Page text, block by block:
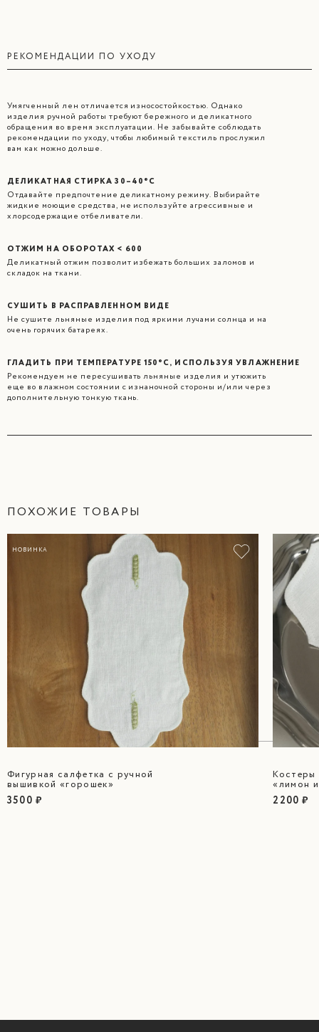
РЕКОМЕНДАЦИИ ПО УХОДУ
Умягченный лен отличается износостойкостью. Однако
изделия ручной работы требуют бережного и деликатного
обращения во время эксплуатации. Не забывайте соблюдать
рекомендации по уходу, чтобы любимый текстиль прослужил
вам как можно дольше.
ДЕЛИКАТНАЯ СТИРКА 30–40°C
Отдавайте предпочтение деликатному режиму. Выбирайте
жидкие моющие средства, не используйте агрессивные и
хлорсодержащие отбеливатели.
ОТЖИМ НА ОБОРОТАХ < 600
Деликатный отжим позволит избежать больших заломов и
складок на ткани.
СУШИТЬ В РАСПРАВЛЕННОМ ВИДЕ
Не сушите льняные изделия под яркими лучами солнца и на
очень горячих батареях.
ГЛАДИТЬ ПРИ ТЕМПЕРАТУРЕ 150°C, ИСПОЛЬЗУЯ УВЛАЖНЕНИЕ
Рекомендуем не пересушивать льняные изделия и утюжить
еще во влажном состоянии с изнаночной стороны и/или через
дополнительную тонкую ткань.
ПОХОЖИЕ ТОВАРЫ
НОВИНКА
Фигурная салфетка с ручной
вышивкой «горошек»
3500 ₽
Костеры
«лимон
2200 ₽